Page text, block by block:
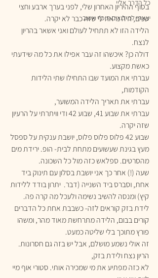
כל הדרך אליי
יצאתי למילואים תיכף אשוב
בסוף ההיריון האחרון שלי, לפני בערך ארבע וחצי
שנים, היה נראה לי שזה כבר לא יקרה.
הלידה הזו לא תתחיל לעולם ואני אשאר בהריון
לנצח.
דולה כן? איכשהו זה עבר אפילו את כל מה שידעתי
כאשת מקצוע.
עברתי את המועד שבו התחילו שתי הלידות
הקודמות,
עברתי את תאריך הלידה המשוער,
עברתי את שבוע 41, שבוע 42 ודי וויתרתי על הרעיון
שזה יקרה.
שבוע 42 פלוס פלוס פלוס, יושבת ענקית על ספסל
מעץ בגינת שעשועים מתחת לבית- הופ. ירידת מים
מהסרטים. ספלאש כזה מול כל השכונה.
שעה (!) אחר כך אני יושבת בסלון עם תינוק ביד
אחת, וסברס ביד השנייה (דבר.  יתרון בודד ללידות
קיץ) ומנסה להשיב נשימה ולעכל מה קרה פה.
לידת בזק קוראים לזה- כשבבת אחת כל הדברים
קורים בבום, הלידה מתרחשת מאוד מהר, ומשהו
פורץ מתוכך בלי שליטה כמעט.
זה אולי נשמע מושלם, אבל יש בזה גם חסרונות.
הריון נצח ולידת בזק,
לא כזה מפתיע את מי שמכירה אותי. סטורי אוף מיי